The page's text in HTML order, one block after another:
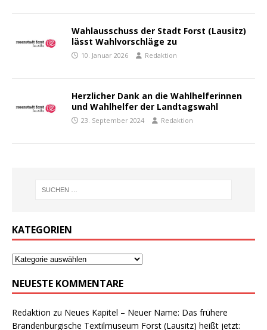
Wahlausschuss der Stadt Forst (Lausitz)
lässt Wahlvorschläge zu
10. Januar 2026 Redaktion
Herzlicher Dank an die Wahlhelferinnen
und Wahlhelfer der Landtagswahl
23. September 2024 Redaktion
KATEGORIEN
NEUESTE KOMMENTARE
Redaktion zu Neues Kapitel – Neuer Name: Das frühere
Brandenburgische Textilmuseum Forst (Lausitz) heißt jetzt: